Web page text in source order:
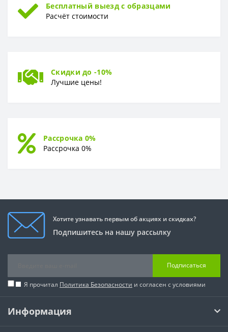
Бесплатный выезд с образцами
Расчёт стоимости
Скидки до -10%
Лучшие цены!
Рассрочка 0%
Рассрочка 0%
Хотите узнавать первым об акциях и скидках?
Подпишитесь на нашу рассылку
Подписаться
Я прочитал Политика Безопасности и согласен с условиями
Информация